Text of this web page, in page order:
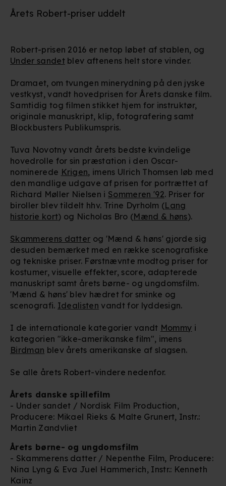
Årets Robert-priser uddelt
Robert-prisen 2016 er netop løbet af stablen, og
Under sandetblev aftenens helt store vinder.
Dramaet, om tvungen minerydning på den jyske
vestkyst, vandt hovedprisen for Årets danske film.
Samtidig tog filmen stikket hjem for instruktør,
originale manuskript, klip, fotografering samt
Blockbusters Publikumspris.
Tuva Novotny vandt årets bedste kvindelige
hovedrolle for sin præstation i den Oscar-
nominerede Krigen, imens Ulrich Thomsen løb med
den mandlige udgave af prisen for portrættet af
Richard Møller Nielsen i Sommeren '92. Priser for
biroller blev tildelt hhv. Trine Dyrholm (Lang
historie kort) og Nicholas Bro (Mænd & høns).
Skammerens datter og 'Mænd & høns' gjorde sig
desuden bemærket med en række scenografiske
og tekniske priser. Førstnævnte modtog priser for
kostumer, visuelle effekter, score, adapterede
manuskript samt årets børne- og ungdomsfilm.
'Mænd & høns' blev hædret for sminke og
scenografi. Idealisten vandt for lyddesign.
I de internationale kategorier vandt Mommy i
kategorien "ikke-amerikanske film", imens
Birdman blev årets amerikanske af slagsen.
Se alle årets Robert-vindere nedenfor.
Årets danske spillefilm
- Under sandet / Nordisk Film Production,
Producere: Mikael Rieks & Malte Grunert, Instr.:
Martin Zandvliet
Årets børne- og ungdomsfilm
- Skammerens datter / Nepenthe Film, Producere:
Nina Lyng & Eva Juel Hammerich, Instr.: Kenneth
Kainz